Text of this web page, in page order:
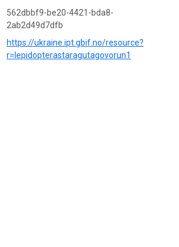
562dbbf9-be20-4421-bda8-
2ab2d49d7dfb
https://ukraine.ipt.gbif.no/resource?
r=lepidopterastaragutagovorun1